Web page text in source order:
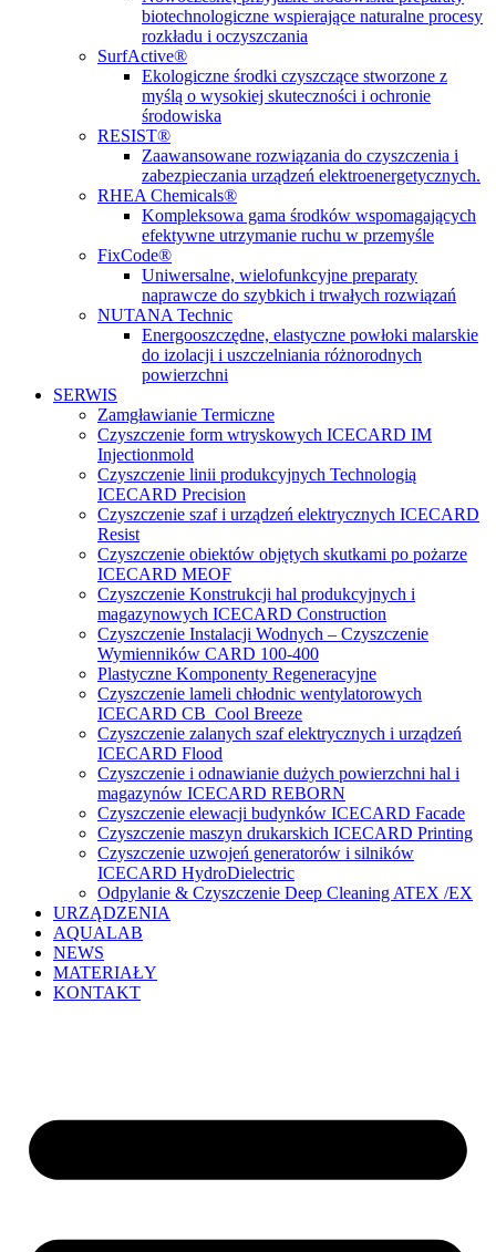
biotechnologiczne wspierające naturalne procesy
rozkładu i oczyszczania
SurfActive®
Ekologiczne środki czyszczące stworzone z
myślą o wysokiej skuteczności i ochronie
środowiska
RESIST®
Zaawansowane rozwiązania do czyszczenia i
zabezpieczania urządzeń elektroenergetycznych.
RHEA Chemicals®
Kompleksowa gama środków wspomagających
efektywne utrzymanie ruchu w przemyśle
FixCode®
Uniwersalne, wielofunkcyjne preparaty
naprawcze do szybkich i trwałych rozwiązań
NUTANA Technic
Energooszczędne, elastyczne powłoki malarskie
do izolacji i uszczelniania różnorodnych
powierzchni
SERWIS
Zamgławianie Termiczne
Czyszczenie form wtryskowych ICECARD IM
Injectionmold
Czyszczenie linii produkcyjnych Technologią
ICECARD Precision
Czyszczenie szaf i urządzeń elektrycznych ICECARD
Resist
Czyszczenie obiektów objętych skutkami po pożarze
ICECARD MEOF
Czyszczenie Konstrukcji hal produkcyjnych i
magazynowych ICECARD Construction
Czyszczenie Instalacji Wodnych – Czyszczenie
Wymienników CARD 100-400
Plastyczne Komponenty Regeneracyjne
Czyszczenie lameli chłodnic wentylatorowych
ICECARD CB Cool Breeze
Czyszczenie zalanych szaf elektrycznych i urządzeń
ICECARD Flood
Czyszczenie i odnawianie dużych powierzchni hal i
magazynów ICECARD REBORN
Czyszczenie elewacji budynków ICECARD Facade
Czyszczenie maszyn drukarskich ICECARD Printing
Czyszczenie uzwojeń generatorów i silników
ICECARD HydroDielectric
Odpylanie & Czyszczenie Deep Cleaning ATEX /EX
URZĄDZENIA
AQUALAB
NEWS
MATERIAŁY
KONTAKT